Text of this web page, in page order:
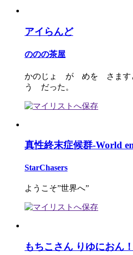
アイらんど
ののの茶屋
かのじょ が めを さます
う だった。
真性終末症候群-World
StarChasers
ようこそ”世界へ”
もちこさん りゆにおん！